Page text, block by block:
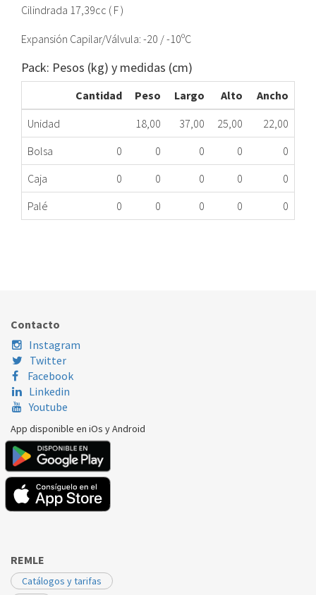
Cilindrada 17,39cc ( F )
Expansión Capilar/Válvula: -20 / -10ºC
Pack: Pesos (kg) y medidas (cm)
Cantidad Peso Largo Alto
Ancho
Unidad
18,00 37,00 25,00
22,00
Bolsa
0 0 0 0
0
Caja
0 0 0 0
0
Palé
0 0 0 0 0
Contacto
Instagram
Twitter
Facebook
Linkedin
Youtube
App disponible en iOs y Android
REMLE
Catálogos y tarifas